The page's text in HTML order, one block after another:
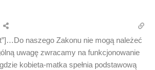
naszego Zakonu nie mogą należeć
uwagę zwracamy na funkcjonowanie
kobieta-matka spełnia podstawową